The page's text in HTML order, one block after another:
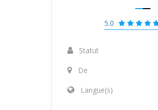
5.0
Statut
De
Langue(s)